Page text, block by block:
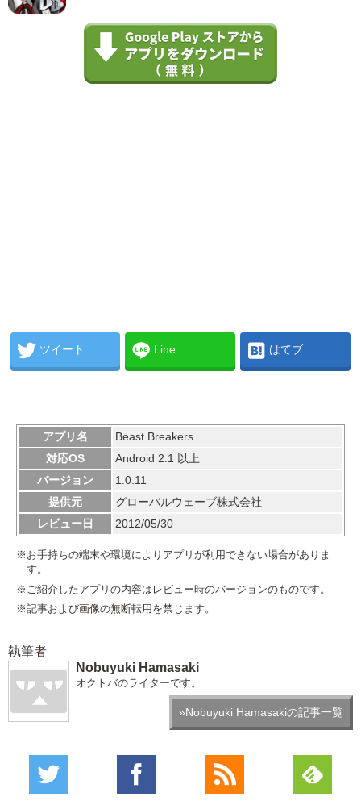
ツイート Line はてブ
アプリ名
Beast Breakers
対応OS
Android 2.1 以上
バージョン
1.0.11
提供元
グローバルウェーブ株式会社
レビュー日
2012/05/30
※お手持ちの端末や環境によりアプリが利用できない場合がありま
す。
※ご紹介したアプリの内容はレビュー時のバージョンのものです。
※記事および画像の無断転用を禁じます。
執筆者
Nobuyuki Hamasaki
オクトバのライターです。
»Nobuyuki Hamasakiの記事一覧